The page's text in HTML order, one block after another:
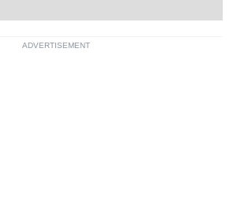
ADVERTISEMENT